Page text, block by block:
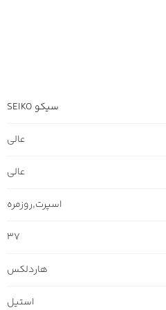
سیکو SEIKO
عالی
عالی
اسپرت,روزمره
37
هاردلکس
استیل